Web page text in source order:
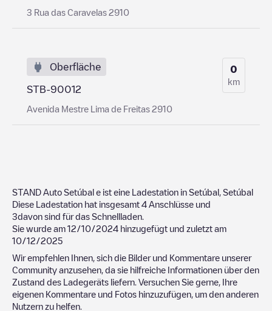
3 Rua das Caravelas 2910
Oberfläche
STB-90012
Avenida Mestre Lima de Freitas 2910
0
km
STAND Auto Setúbal e ist eine Ladestation in Setúbal Setúbal
Diese Ladestation hat insgesamt 4 Anschlüsse und
3davon sind für das Schnellladen.
Sie wurde am 12/10/2024 hinzugefügt und zuletzt am
10/12/2025
Wir empfehlen Ihnen, sich die Bilder und Kommentare unserer
Community anzusehen, da sie hilfreiche Informationen über den
Zustand des Ladegeräts liefern. Versuchen Sie gerne, Ihre
eigenen Kommentare und Fotos hinzuzufügen, um den anderen
Nutzern zu helfen.